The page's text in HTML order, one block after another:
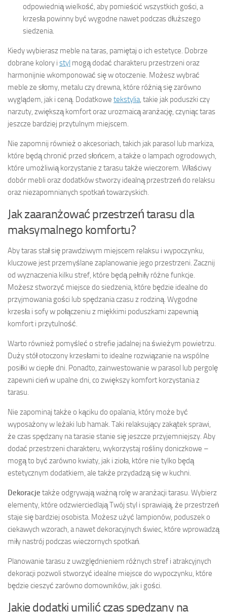
odpowiednią wielkość, aby pomieścić wszystkich gości, a
krzesła powinny być wygodne nawet podczas dłuższego
siedzenia.
Kiedy wybierasz meble na taras, pamiętaj o ich estetyce. Dobrze
dobrane kolory i styl mogą dodać charakteru przestrzeni oraz
harmonijnie wkomponować się w otoczenie. Możesz wybrać
meble ze słomy, metalu czy drewna, które różnią się zarówno
wyglądem, jak i ceną. Dodatkowe tekstylia, takie jak poduszki czy
narzuty, zwiększą komfort oraz urozmaicą aranżację, czyniąc taras
jeszcze bardziej przytulnym miejscem.
Nie zapomnij również o akcesoriach, takich jak parasol lub markiza,
które będą chronić przed słońcem, a także o lampach ogrodowych,
które umożliwią korzystanie z tarasu także wieczorem. Właściwy
dobór mebli oraz dodatków stworzy idealną przestrzeń do relaksu
oraz niezapomnianych spotkań towarzyskich.
Jak zaaranżować przestrzeń tarasu dla
maksymalnego komfortu?
Aby taras stał się prawdziwym miejscem relaksu i wypoczynku,
kluczowe jest przemyślane zaplanowanie jego przestrzeni. Zacznij
od wyznaczenia kilku stref, które będą pełniły różne funkcje.
Możesz stworzyć miejsce do siedzenia, które będzie idealne do
przyjmowania gości lub spędzania czasu z rodziną. Wygodne
krzesła i sofy w połączeniu z miękkimi poduszkami zapewnią
komfort i przytulność.
Warto również pomyśleć o strefie jadalnej na świeżym powietrzu.
Duży stół otoczony krzesłami to idealne rozwiązanie na wspólne
posiłki w ciepłe dni. Ponadto, zainwestowanie w parasol lub pergolę
zapewni cień w upalne dni, co zwiększy komfort korzystania z
tarasu.
Nie zapominaj także o kąciku do opalania, który może być
wyposażony w leżaki lub hamak. Taki relaksujący zakątek sprawi,
że czas spędzany na tarasie stanie się jeszcze przyjemniejszy. Aby
dodać przestrzeni charakteru, wykorzystaj rośliny doniczkowe –
mogą to być zarówno kwiaty, jak i zioła, które nie tylko będą
estetycznym dodatkiem, ale także przydadzą się w kuchni.
Dekoracje także odgrywają ważną rolę w aranżacji tarasu. Wybierz
elementy, które odzwierciedlają Twój styl i sprawiają, że przestrzeń
staje się bardziej osobista. Możesz użyć lampionów, poduszek o
ciekawych wzorach, a nawet dekoracyjnych świec, które wprowadzą
miły nastrój podczas wieczornych spotkań.
Planowanie tarasu z uwzględnieniem różnych stref i atrakcyjnych
dekoracji pozwoli stworzyć idealne miejsce do wypoczynku, które
będzie cieszyć zarówno domowników, jak i gości.
Jakie dodatki umilić czas spędzany na